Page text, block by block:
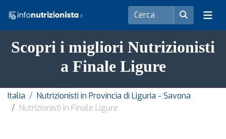
Scopri i migliori Nutrizionisti
a Finale Ligure
Italia
Nutrizionisti in Provincia di Liguria - Savona
Nutrizionisti in Finale Ligure